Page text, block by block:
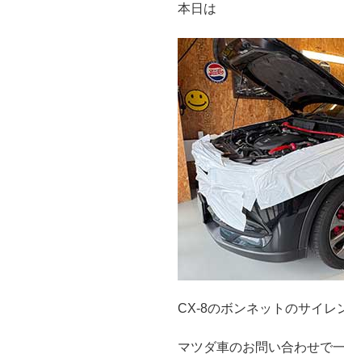
本日は
CX-8のボンネットのサイレ
マツダ車のお問い合わせで